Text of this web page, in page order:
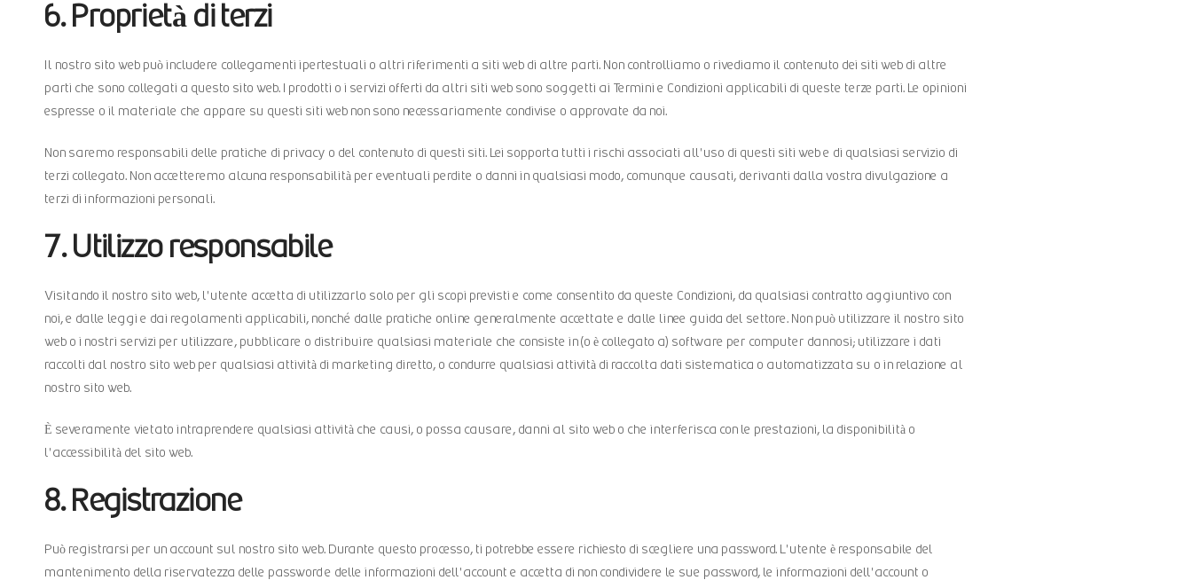
6. Proprietà di terzi
Il nostro sito web può includere collegamenti ipertestuali o altri riferimenti a siti web di altre parti. Non controlliamo o rivediamo il contenuto dei siti web di altre
parti che sono collegati a questo sito web. I prodotti o i servizi offerti da altri siti web sono soggetti ai Termini e Condizioni applicabili di queste terze parti. Le opinioni
espresse o il materiale che appare su questi siti web non sono necessariamente condivise o approvate da noi.
Non saremo responsabili delle pratiche di privacy o del contenuto di questi siti. Lei sopporta tutti i rischi associati all'uso di questi siti web e di qualsiasi servizio di
terzi collegato. Non accetteremo alcuna responsabilità per eventuali perdite o danni in qualsiasi modo, comunque causati, derivanti dalla vostra divulgazione a
terzi di informazioni personali.
7. Utilizzo responsabile
Visitando il nostro sito web, l'utente accetta di utilizzarlo solo per gli scopi previsti e come consentito da queste Condizioni, da qualsiasi contratto aggiuntivo con
noi, e dalle leggi e dai regolamenti applicabili, nonché dalle pratiche online generalmente accettate e dalle linee guida del settore. Non può utilizzare il nostro sito
web o i nostri servizi per utilizzare, pubblicare o distribuire qualsiasi materiale che consiste in (o è collegato a) software per computer dannosi; utilizzare i dati
raccolti dal nostro sito web per qualsiasi attività di marketing diretto, o condurre qualsiasi attività di raccolta dati sistematica o automatizzata su o in relazione al
nostro sito web.
È severamente vietato intraprendere qualsiasi attività che causi, o possa causare, danni al sito web o che interferisca con le prestazioni, la disponibilità o
l'accessibilità del sito web.
8. Registrazione
Può registrarsi per un account sul nostro sito web. Durante questo processo, ti potrebbe essere richiesto di scegliere una password. L'utente è responsabile del
mantenimento della riservatezza delle password e delle informazioni dell'account e accetta di non condividere le sue password, le informazioni dell'account o